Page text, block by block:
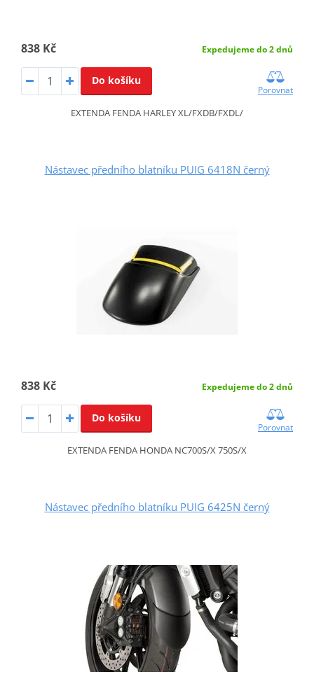
838 Kč Expedujeme do 2 dnů
Do košíku
Porovnat
EXTENDA FENDA HARLEY XL/FXDB/FXDL/
Nástavec předního blatníku PUIG 6418N černý
838 Kč Expedujeme do 2 dnů
Do košíku
Porovnat
EXTENDA FENDA HONDA NC700S/X 750S/X
Nástavec předního blatníku PUIG 6425N černý